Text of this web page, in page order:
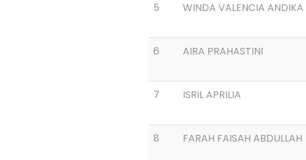
5
WINDA VALENCIA ANDIKA
6
AIRA PRAHASTINI
7
ISRIL APRILIA
8
FARAH FAISAH ABDULLAH